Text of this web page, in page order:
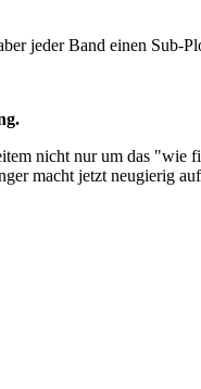
jeder Band einen Sub-
nicht nur um das
macht jetzt neugierig